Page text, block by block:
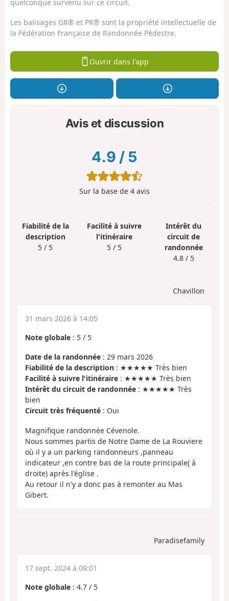
quelconque survenu sur ce circuit.
Les balisages GR® et PR® sont la propriété intellectuelle de
la Fédération Française de Randonnée Pédestre.
Ouvrir dans l'app
Avis et discussion
4.9 / 5
Sur la base de 4 avis
Fiabilité de la
description
5 / 5
Facilité à suivre
l'itinéraire
5 / 5
Intérêt du
circuit de
randonnée
4.8 / 5
Chavillon
31 mars 2026 à 14:05
Note globale : 5 / 5
Date de la randonnée : 29 mars 2026
Fiabilité de la description : ★★★★★ Très bien
Facilité à suivre l'itinéraire : ★★★★★ Très bien
Intérêt du circuit de randonnée : ★★★★★ Très
bien
Circuit très fréquenté : Oui
Magnifique randonnée Cévenole.
Nous sommes partis de Notre Dame de La Rouviere
où il y a un parking randonneurs ,panneau
indicateur ,en contre bas de la route principale( à
droite) après l'église .
Au retour il n'y a donc pas à remonter au Mas
Gibert.
Paradisefamily
17 sept. 2024 à 09:01
Note globale : 4.7 / 5